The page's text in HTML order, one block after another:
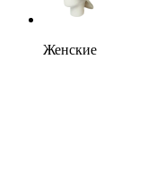
Женские